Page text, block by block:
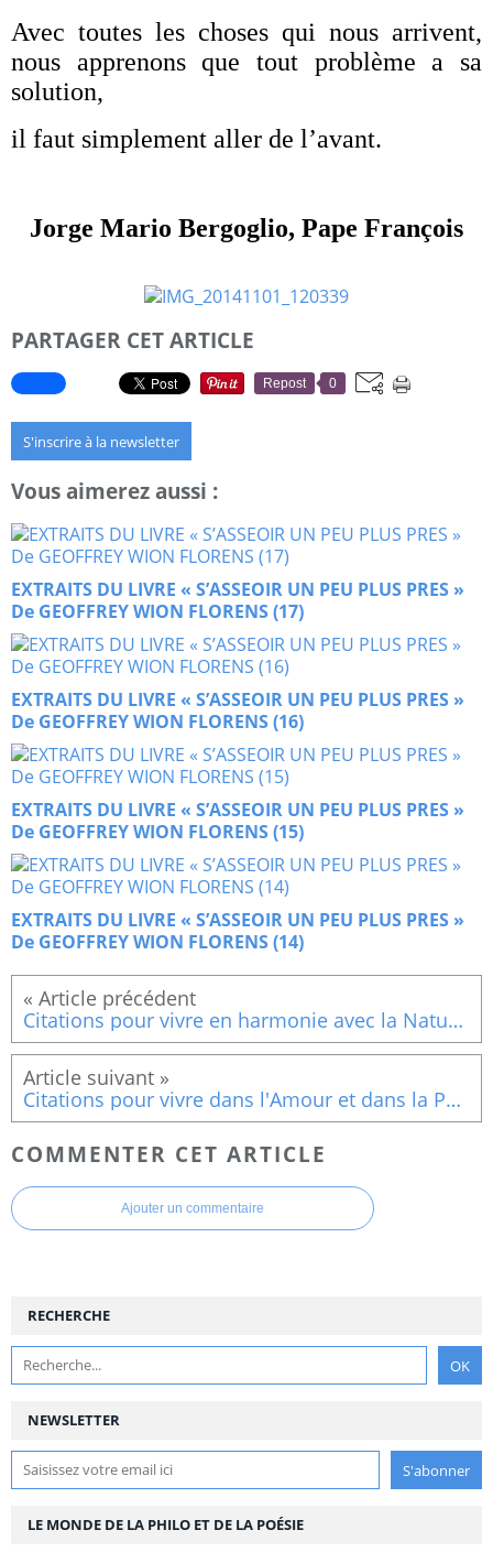
Avec toutes les choses qui nous arrivent,
nous apprenons que tout problème a sa
solution,
il faut simplement aller de l’avant.
Jorge Mario Bergoglio, Pape François
PARTAGER CET ARTICLE
Repost 0
S'inscrire à la newsletter
Vous aimerez aussi :
EXTRAITS DU LIVRE « S’ASSEOIR UN PEU PLUS PRES »
De GEOFFREY WION FLORENS (17)
EXTRAITS DU LIVRE « S’ASSEOIR UN PEU PLUS PRES »
De GEOFFREY WION FLORENS (16)
EXTRAITS DU LIVRE « S’ASSEOIR UN PEU PLUS PRES »
De GEOFFREY WION FLORENS (15)
EXTRAITS DU LIVRE « S’ASSEOIR UN PEU PLUS PRES »
De GEOFFREY WION FLORENS (14)
Citations pour vivre en harmonie avec la Nature : La vie simple, Les dons naturels, Le jardinage
Citations pour vivre dans l'Amour et dans la Paix : L?amour mystique
COMMENTER CET ARTICLE
Ajouter un commentaire
NEWSLETTER
RECHERCHE
LE MONDE DE LA PHILO ET DE LA POÉSIE